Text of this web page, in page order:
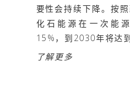
要性会持续下降。按
化石能源在一次能
15%，到2030年将达
了解更多